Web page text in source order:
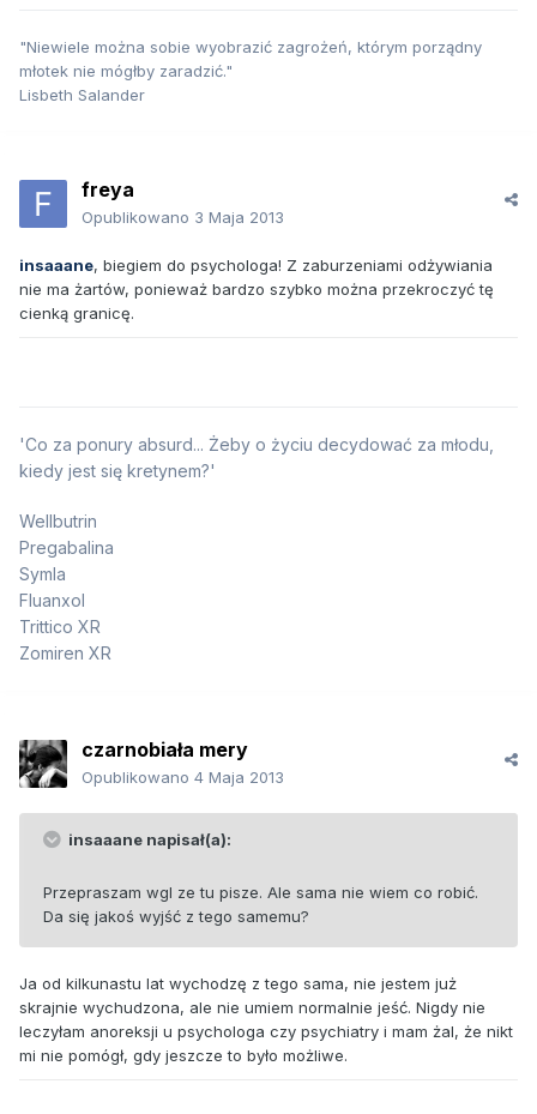
"Niewiele można sobie wyobrazić zagrożeń, którym porządny
młotek nie mógłby zaradzić."
Lisbeth Salander
freya
Opublikowano 3 Maja 2013
insaaane, biegiem do psychologa! Z zaburzeniami odżywiania
nie ma żartów, ponieważ bardzo szybko można przekroczyć tę
cienką granicę.
'Co za ponury absurd... Żeby o życiu decydować za młodu,
kiedy jest się kretynem?'
Wellbutrin
Pregabalina
Symla
Fluanxol
Trittico XR
Zomiren XR
czarnobiała mery
Opublikowano 4 Maja 2013
insaaane napisał(a):
Przepraszam wgl ze tu pisze. Ale sama nie wiem co robić.
Da się jakoś wyjść z tego samemu?
Ja od kilkunastu lat wychodzę z tego sama, nie jestem już
skrajnie wychudzona, ale nie umiem normalnie jeść. Nigdy nie
leczyłam anoreksji u psychologa czy psychiatry i mam żal, że nikt
mi nie pomógł, gdy jeszcze to było możliwe.